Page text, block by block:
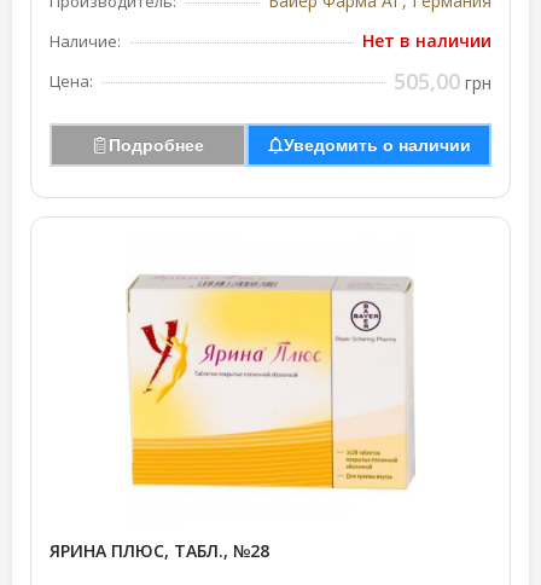
Наличие: Нет в наличии
Цена: 505,00 грн
Подробнее Уведомить о наличии
ЯРИНА ПЛЮС, ТАБЛ., №28